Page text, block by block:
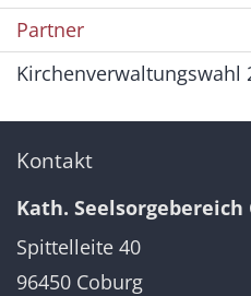
Partner
Kirchenverwaltungswahl
Kontakt
Kath.
Spittelleite 40
96450 Coburg